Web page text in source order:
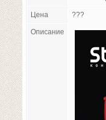
Цена ???
Описание